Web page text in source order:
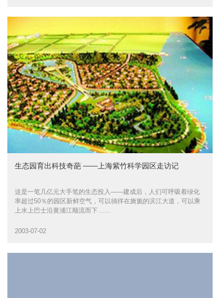
生态园育出科技奇葩 ——上海紫竹科学园区走访记
这是一笔几亿元大手笔的生态投入——建成后，人们可呼吸着绿化
率超过50％的园区新鲜空气，可以徜徉在旖旎的滨江大道，可以乘
上水上巴士沿黄浦江顺流而下……
2003-07-02